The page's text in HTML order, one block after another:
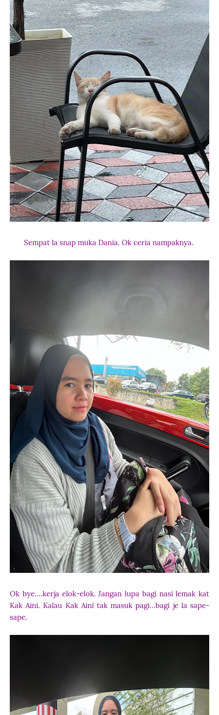
Sempat la snap muka Dania. Ok ceria nampaknya.
Ok bye....kerja elok-elok. Jangan lupa bagi nasi lemak kat
Kak Aini. Kalau Kak Aini tak masuk pagi...bagi je la sape-
sape.